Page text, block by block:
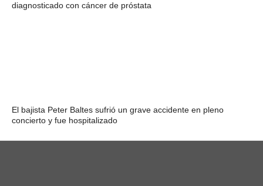
diagnosticado con cáncer de próstata
El bajista Peter Baltes sufrió un grave accidente en pleno
concierto y fue hospitalizado